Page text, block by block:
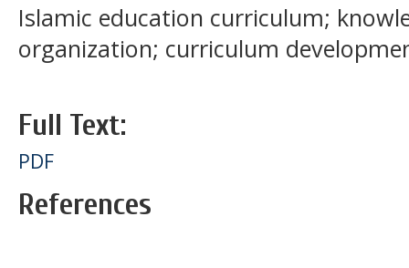
Islamic education curriculum;
organization; curriculum
Full Text:
PDF
References